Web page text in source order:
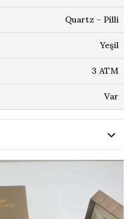
Quartz - Pilli
Yeşil
3 ATM
Var